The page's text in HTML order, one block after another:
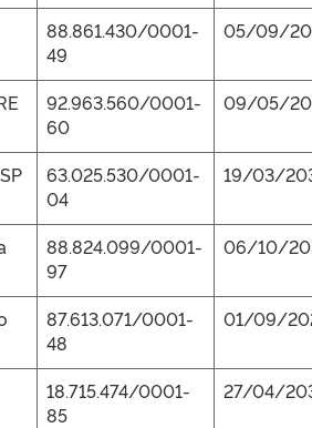
88.861.430/0001-
49
05/09/
92.963.560/0001-
60
09/05/
63.025.530/0001-
04
19/03/
88.824.099/0001-
97
06/10/
87.613.071/0001-
48
01/09/
18.715.474/0001-
85
27/04/